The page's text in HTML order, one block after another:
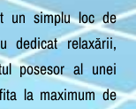
un simplu loc de
dedicat relaxării,
posesor al unei
la maximum de